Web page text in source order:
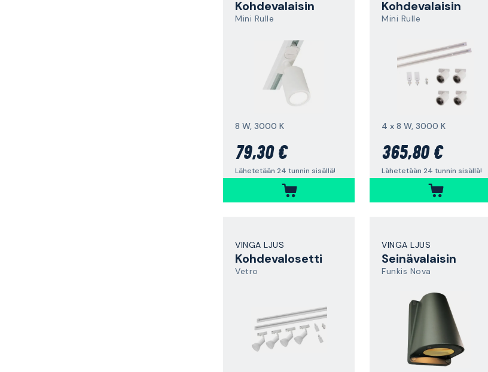
Kohdevalaisin
Mini Rulle
8 W, 3000 K
79,30 €
Lähetetään 24 tunnin sisällä!
Kohdevalaisin
Mini Rulle
4 x 8 W, 3000 K
365,80 €
Lähetetään 24 tunnin sisällä!
VINGA LJUS
Kohdevalosetti
Vetro
VINGA LJUS
Seinävalaisin
Funkis Nova